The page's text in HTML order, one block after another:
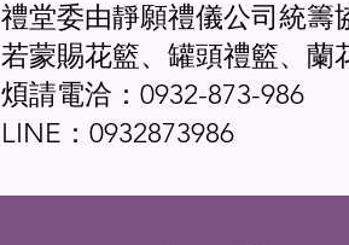
禮堂委由靜願禮儀公司統籌
若蒙賜花籃、罐頭禮籃、蘭
煩請電洽：0932-873-986
LINE：0932873986